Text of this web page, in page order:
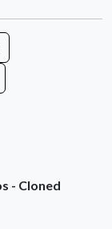
- Cloned